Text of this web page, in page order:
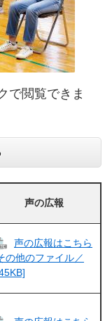
で閲覧できま
声の広報
声の広報はこちら
の他のファイル／